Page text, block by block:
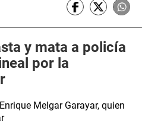
y mata a policía
por la
Melgar Garayar, quien